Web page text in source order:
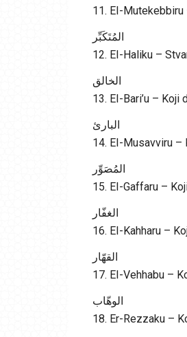
11. EI-Mutekebbiru
المُتَكَبِّر
12. EI-Haliku –
الخالق
13. EI-Bari’u – Koji
البارئ
14. EI-Musavviru –
المُصَوِّر
15. EI-Gaffaru –
الغفّار
16. EI-Kahharu –
القهّار
17. EI-Vehhabu –
الوهّاب
18. Er-Rezzaku –